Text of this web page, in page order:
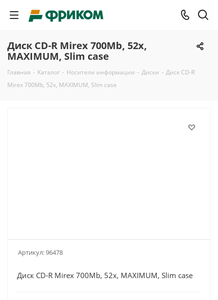
Диск CD-R Mirex 700Mb, 52x,
MAXIMUM, Slim case
Главная - Каталог - Носители информации - Диски - Диск CD-R
Mirex 700Mb, 52x, MAXIMUM, Slim case
Артикул:96478
Диск CD-R Mirex 700Mb, 52x, MAXIMUM, Slim case